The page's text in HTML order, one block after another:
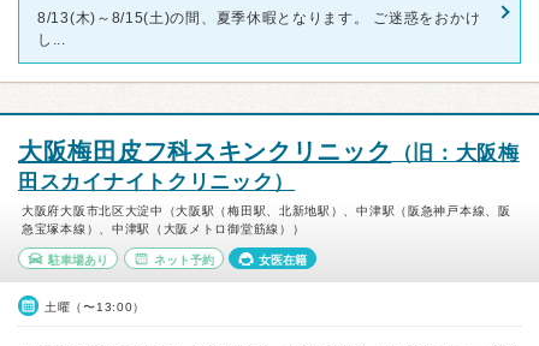
8/13(木)～8/15(土)の間、夏季休暇となります。 ご迷惑をおかけ
し...
大阪梅田皮フ科スキンクリニック
（旧：大阪梅
田スカイナイトクリニック）
大阪府大阪市北区大淀中（大阪駅（梅田駅、北新地駅）、中津駅（阪急神戸本線、阪
急宝塚本線）、中津駅（大阪メトロ御堂筋線））
駐車場あり ネット予約 女医在籍
土曜（〜13:00）